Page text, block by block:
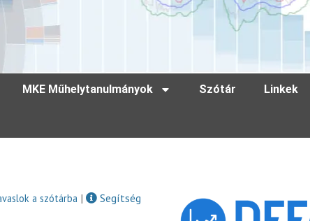
MKE Műhelytanulmányok Szótár Linkek
a szótárba |
Segítség